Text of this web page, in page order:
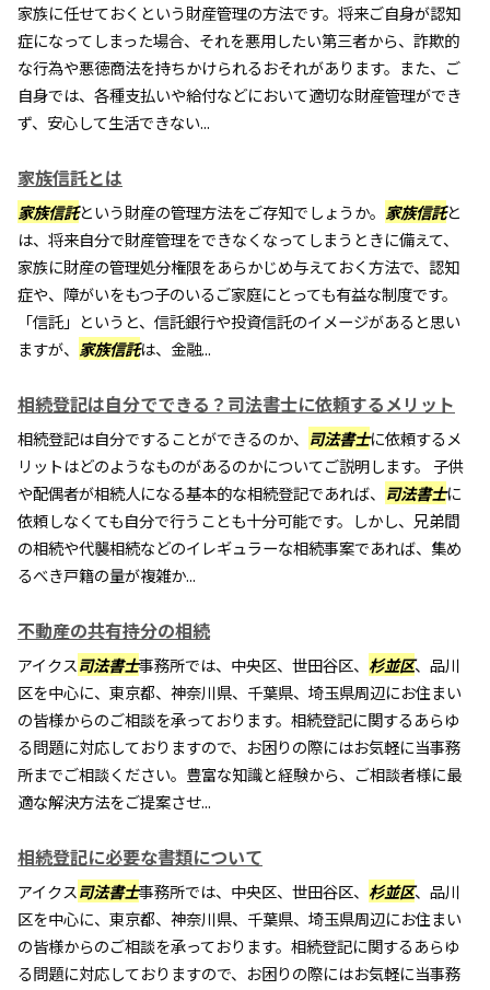
家族に任せておくという財産管理の方法です。将来ご自身が認知
症になってしまった場合、それを悪用したい第三者から、詐欺的
な行為や悪徳商法を持ちかけられるおそれがあります。また、ご
自身では、各種支払いや給付などにおいて適切な財産管理ができ
ず、安心して生活できない...
家族信託とは
家族信託という財産の管理方法をご存知でしょうか。 家族信託と
は、将来自分で財産管理をできなくなってしまうときに備えて、
家族に財産の管理処分権限をあらかじめ与えておく方法で、認知
症や、障がいをもつ子のいるご家庭にとっても有益な制度です。
「信託」というと、信託銀行や投資信託のイメージがあると思い
ますが、 家族信託は、金融...
相続登記は自分でできる？司法書士に依頼するメリット
相続登記は自分ですることができるのか、 司法書士に依頼するメ
リットはどのようなものがあるのかについてご説明します。 子供
や配偶者が相続人になる基本的な相続登記であれば、 司法書士に
依頼しなくても自分で行うことも十分可能です。しかし、兄弟間
の相続や代襲相続などのイレギュラーな相続事案であれば、集め
るべき戸籍の量が複雑か...
不動産の共有持分の相続
アイクス司法書士事務所では、中央区、世田谷区、 杉並区、品川
区を中心に、東京都、神奈川県、千葉県、埼玉県周辺にお住まい
の皆様からのご相談を承っております。相続登記に関するあらゆ
る問題に対応しておりますので、お困りの際にはお気軽に当事務
所までご相談ください。豊富な知識と経験から、ご相談者様に最
適な解決方法をご提案させ...
相続登記に必要な書類について
アイクス司法書士事務所では、中央区、世田谷区、 杉並区、品川
区を中心に、東京都、神奈川県、千葉県、埼玉県周辺にお住まい
の皆様からのご相談を承っております。相続登記に関するあらゆ
る問題に対応しておりますので、お困りの際にはお気軽に当事務